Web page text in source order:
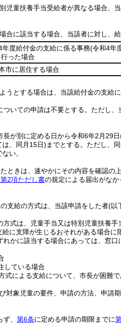
児童扶養手当受給者が異なる場合、
合に該当する場合、当該者に対し、
年度給付金の支給に係る事務(令和4年
行った場合
市に居住する場合
うとする場合は、当該給付金の支給
いての申請は不要とする。 ただし、
が別に定める日から令和6年2月29日
は、同月15日) までとする。 ただし、
い。
ときは、速やかにその内容を確認の
2項ただし書の規定による届出がな
支給の方式は、当該申請をした者(以
式は、児童手当又は特別児童扶養
に支障が生じるおそれがある場合
かに該当する場合にあっては、窓
している場合
式による支給について、市長が困難
対象児童の要件、申請の方法、申請
、 第6条に定める申請の期限までに